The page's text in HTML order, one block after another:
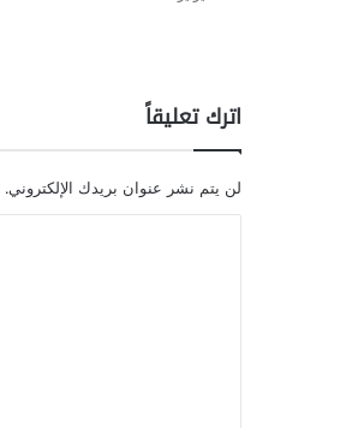
اترك تعليقاً
لن يتم نشر عنوان بريدك الإلكتروني.